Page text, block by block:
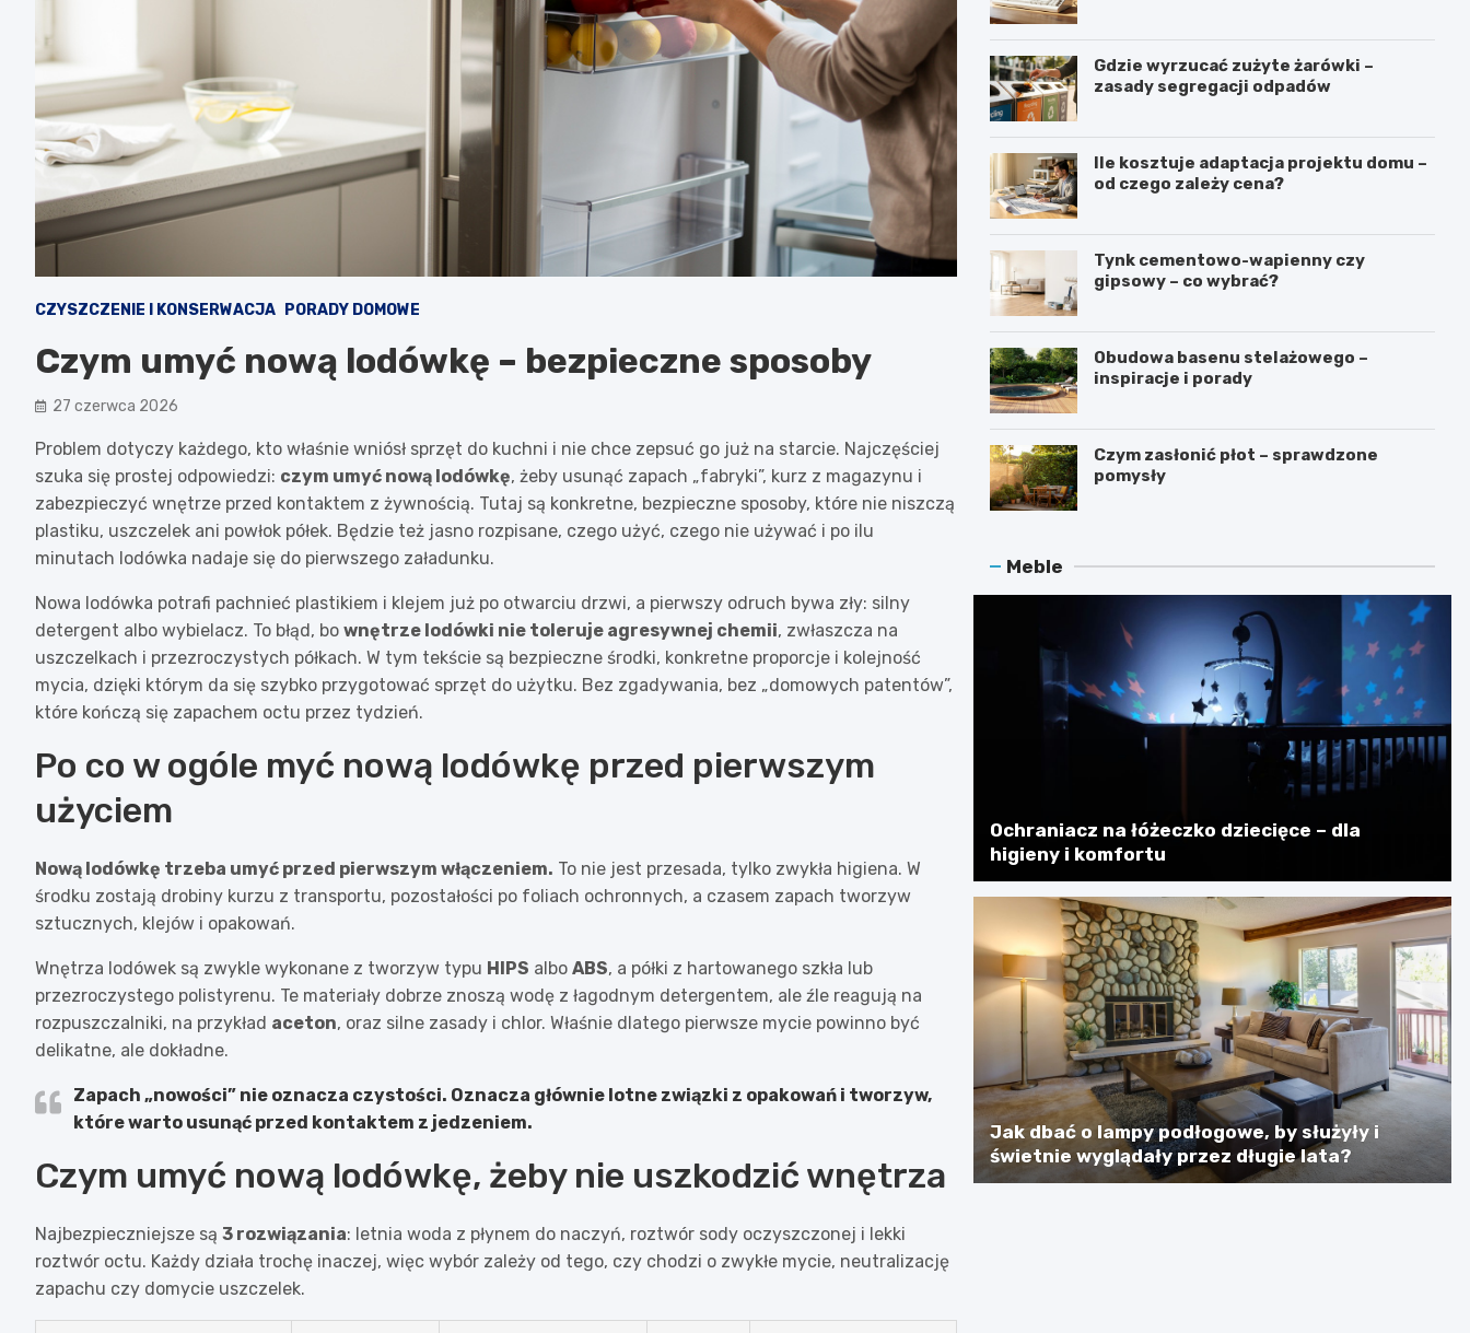
CZYSZCZENIE I KONSERWACJA PORADY DOMOWE
Czym umyć nową lodówkę – bezpieczne sposoby
27 czerwca 2026
Problem dotyczy każdego, kto właśnie wniósł sprzęt do kuchni i nie chce zepsuć go już na starcie. Najczęściej
szuka się prostej odpowiedzi: czym umyć nową lodówkę, żeby usunąć zapach „fabryki”, kurz z magazynu i
zabezpieczyć wnętrze przed kontaktem z żywnością. Tutaj są konkretne, bezpieczne sposoby, które nie niszczą
plastiku, uszczelek ani powłok półek. Będzie też jasno rozpisane, czego użyć, czego nie używać i po ilu
minutach lodówka nadaje się do pierwszego załadunku.
Nowa lodówka potrafi pachnieć plastikiem i klejem już po otwarciu drzwi, a pierwszy odruch bywa zły: silny
detergent albo wybielacz. To błąd, bo wnętrze lodówki nie toleruje agresywnej chemii, zwłaszcza na
uszczelkach i przezroczystych półkach. W tym tekście są bezpieczne środki, konkretne proporcje i kolejność
mycia, dzięki którym da się szybko przygotować sprzęt do użytku. Bez zgadywania, bez „domowych patentów”,
które kończą się zapachem octu przez tydzień.
Po co w ogóle myć nową lodówkę przed pierwszym
użyciem
Nową lodówkę trzeba umyć przed pierwszym włączeniem. To nie jest przesada, tylko zwykła higiena. W
środku zostają drobiny kurzu z transportu, pozostałości po foliach ochronnych, a czasem zapach tworzyw
sztucznych, klejów i opakowań.
Wnętrza lodówek są zwykle wykonane z tworzyw typu HIPS albo ABS, a półki z hartowanego szkła lub
przezroczystego polistyrenu. Te materiały dobrze znoszą wodę z łagodnym detergentem, ale źle reagują na
rozpuszczalniki, na przykład aceton, oraz silne zasady i chlor. Właśnie dlatego pierwsze mycie powinno być
delikatne, ale dokładne.
Zapach „nowości” nie oznacza czystości. Oznacza głównie lotne związki z opakowań i tworzyw,
które warto usunąć przed kontaktem z jedzeniem.
Czym umyć nową lodówkę, żeby nie uszkodzić wnętrza
Najbezpieczniejsze są 3 rozwiązania: letnia woda z płynem do naczyń, roztwór sody oczyszczonej i lekki
roztwór octu. Każdy działa trochę inaczej, więc wybór zależy od tego, czy chodzi o zwykłe mycie, neutralizację
zapachu czy domycie uszczelek.
Gdzie wyrzucać zużyte żarówki –
zasady segregacji odpadów
Ile kosztuje adaptacja projektu domu –
od czego zależy cena?
Tynk cementowo-wapienny czy
gipsowy – co wybrać?
Obudowa basenu stelażowego –
inspiracje i porady
Czym zasłonić płot – sprawdzone
pomysły
Meble
Ochraniacz na łóżeczko dziecięce – dla
higieny i komfortu
Jak dbać o lampy podłogowe, by służyły i
świetnie wyglądały przez długie lata?